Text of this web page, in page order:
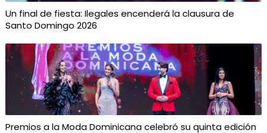
Un final de fiesta: Ilegales encenderá la clausura de
Santo Domingo 2026
Premios a la Moda Dominicana celebró su quinta edición